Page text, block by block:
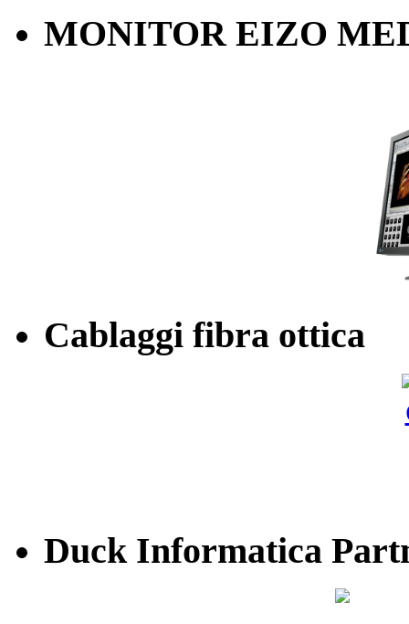
MONITOR EIZO
Cablaggi fibra ottica
Duck Informatica